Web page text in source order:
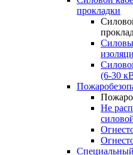
прокладки
(6-30
Не